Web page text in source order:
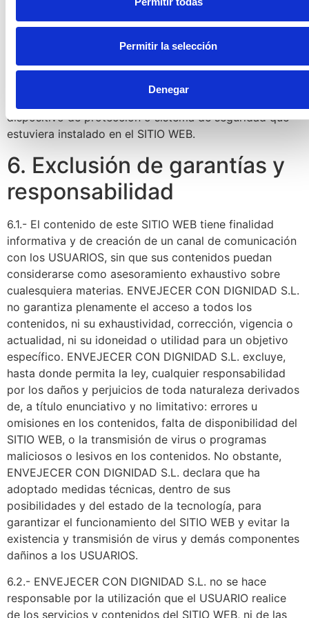
Permitir la selección
Denegar
visualizar los elementos del SITIO WEB e incluso
de su ordenador o en cualquier otro soporte físico
siempre y cuando sea, única y exclusivamente, para su
uso personal y privado. El USUARIO deberá abstenerse
dispositivo de protección o sistema de seguridad que
estuviera instalado en el SITIO WEB.
6. Exclusión de garantías y
responsabilidad
6.1.- El contenido de este SITIO WEB tiene finalidad
informativa y de creación de un canal de comunicación
con los USUARIOS, sin que sus contenidos puedan
considerarse como asesoramiento exhaustivo sobre
cualesquiera materias. ENVEJECER CON DIGNIDAD S.L.
no garantiza plenamente el acceso a todos los
contenidos, ni su exhaustividad, corrección, vigencia o
actualidad, ni su idoneidad o utilidad para un objetivo
específico. ENVEJECER CON DIGNIDAD S.L. excluye,
hasta donde permita la ley, cualquier responsabilidad
por los daños y perjuicios de toda naturaleza derivados
de, a título enunciativo y no limitativo: errores u
omisiones en los contenidos, falta de disponibilidad del
SITIO WEB, o la transmisión de virus o programas
maliciosos o lesivos en los contenidos. No obstante,
ENVEJECER CON DIGNIDAD S.L. declara que ha
adoptado medidas técnicas, dentro de sus
posibilidades y del estado de la tecnología, para
garantizar el funcionamiento del SITIO WEB y evitar la
existencia y transmisión de virus y demás componentes
dañinos a los USUARIOS.
6.2.- ENVEJECER CON DIGNIDAD S.L. no se hace
responsable por la utilización que el USUARIO realice
de los servicios y contenidos del SITIO WEB, ni de las